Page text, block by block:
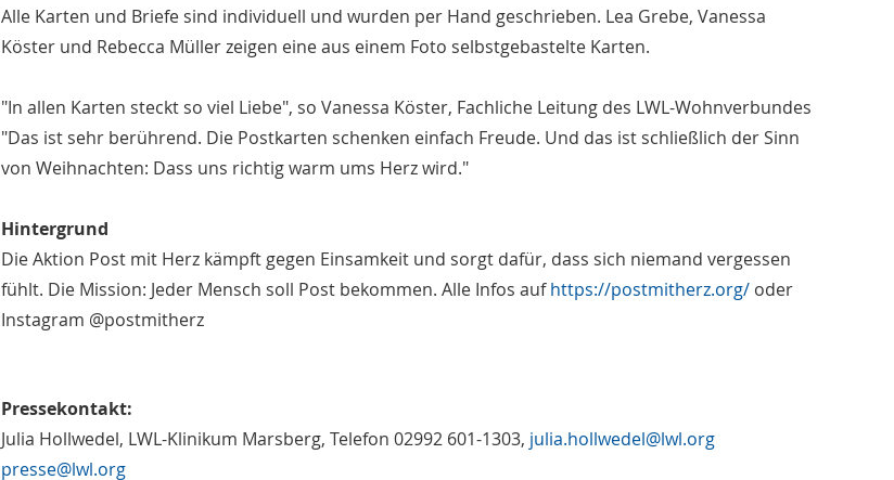
Alle Karten und Briefe sind individuell und wurden per Hand geschrieben. Lea Grebe, Vanessa
Köster und Rebecca Müller zeigen eine aus einem Foto selbstgebastelte Karten.
"In allen Karten steckt so viel Liebe", so Vanessa Köster, Fachliche Leitung des LWL-Wohnverbundes
"Das ist sehr berührend. Die Postkarten schenken einfach Freude. Und das ist schließlich der Sinn
von Weihnachten: Dass uns richtig warm ums Herz wird."
Hintergrund
Die Aktion Post mit Herz kämpft gegen Einsamkeit und sorgt dafür, dass sich niemand vergessen
fühlt. Die Mission: Jeder Mensch soll Post bekommen. Alle Infos aufhttps://postmitherz.org/oder
Instagram @postmitherz
Pressekontakt:
Julia Hollwedel, LWL-Klinikum Marsberg, Telefon 02992 601-1303, julia.hollwedel@lwl.org
presse@lwl.org